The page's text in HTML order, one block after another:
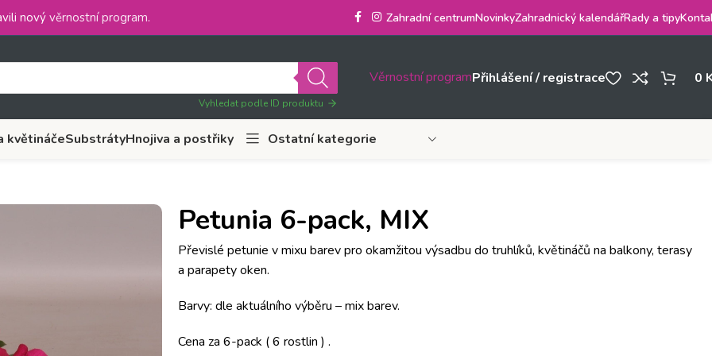
nový věrnostní program. Zahradní centrumNovinkyZahradnický kalendářRady a tipy
Vyhledat podle ID produktu
Věrnostní programPřihlášení / registrace 0
květináčeSubstrátyHnojiva a postřiky Ostatní kategorie
Petunia 6-pack, MIX
Převislé petunie v mixu barev pro okamžitou výsadbu do truhlíků, květináčů na balkony, terasy
a parapety oken.
Barvy: dle aktuálního výběru – mix barev.
Cena za 6-pack ( 6 rostlin ) .